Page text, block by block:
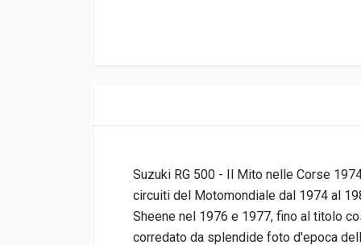
Suzuki RG 500 - Il Mito nelle Corse
circuiti del Motomondiale dal 1974 al
Sheene nel 1976 e 1977, fino al titolo
corredato da splendide foto d'epoca